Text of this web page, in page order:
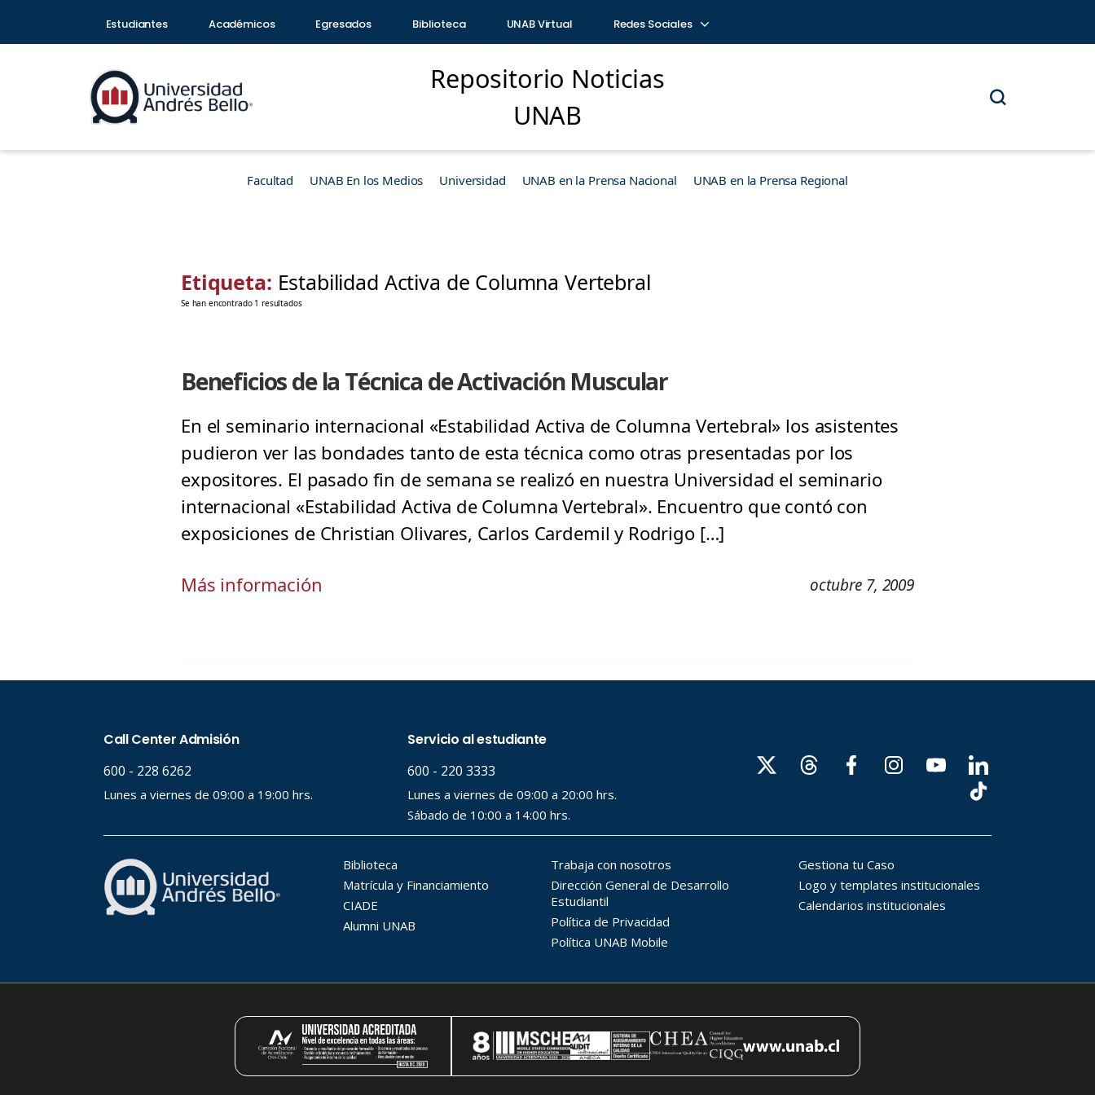
Estudiantes Académicos Egresados Biblioteca UNAB Virtual Redes Sociales
Repositorio Noticias
UNAB
Facultad UNAB En los Medios Universidad UNAB en la Prensa Nacional UNAB en la Prensa Regional
Etiqueta: Estabilidad Activa de Columna Vertebral
Se han encontrado 1 resultados
Beneficios de la Técnica de Activación Muscular
En el seminario internacional «Estabilidad Activa de Columna Vertebral» los asistentes
pudieron ver las bondades tanto de esta técnica como otras presentadas por los
expositores. El pasado fin de semana se realizó en nuestra Universidad el seminario
internacional «Estabilidad Activa de Columna Vertebral». Encuentro que contó con
exposiciones de Christian Olivares, Carlos Cardemil y Rodrigo […]
Más información octubre 7, 2009